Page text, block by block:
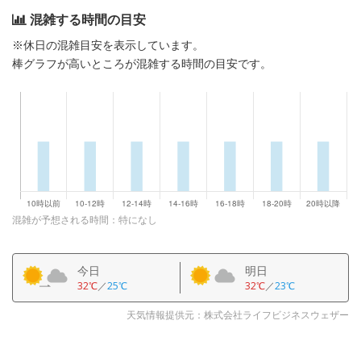
混雑する時間の目安
※休日の混雑目安を表示しています。
棒グラフが高いところが混雑する時間の目安です。
混雑が予想される時間：特になし
今日
32℃／25℃
明日
32℃／23℃
天気情報提供元：株式会社ライフビジネスウェザー